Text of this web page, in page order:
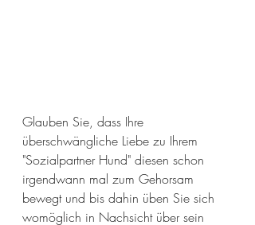
Glauben Sie, dass Ihre
überschwängliche Liebe zu Ihrem
"Sozialpartner Hund" diesen schon
irgendwann mal zum Gehorsam
bewegt und bis dahin üben Sie sich
womöglich in Nachsicht über sein